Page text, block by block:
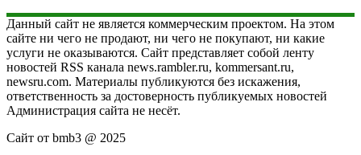
Данный сайт не является коммерческим проектом. На этом
сайте ни чего не продают, ни чего не покупают, ни какие
услуги не оказываются. Сайт представляет собой ленту
новостей RSS канала news.rambler.ru, kommersant.ru,
newsru.com. Материалы публикуются без искажения,
ответственность за достоверность публикуемых новостей
Администрация сайта не несёт.
Сайт от bmb3 @ 2025